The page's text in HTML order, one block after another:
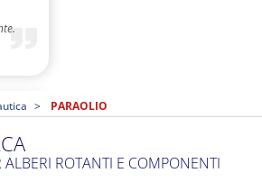
PARAOLIO
ROTANTI E COMPONENTI